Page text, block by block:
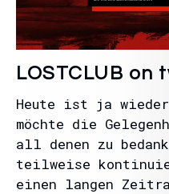
LOSTCLUB on
Heute ist ja
möchte die
all denen zu
teilweise
einen langen